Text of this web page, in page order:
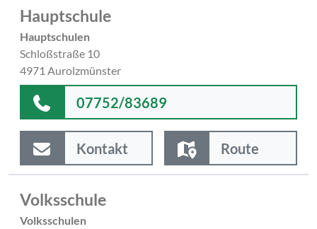
Hauptschule
Hauptschulen
Schloßstraße 10
4971 Aurolzmünster
07752/83689
Kontakt Route
Volksschule
Volksschulen